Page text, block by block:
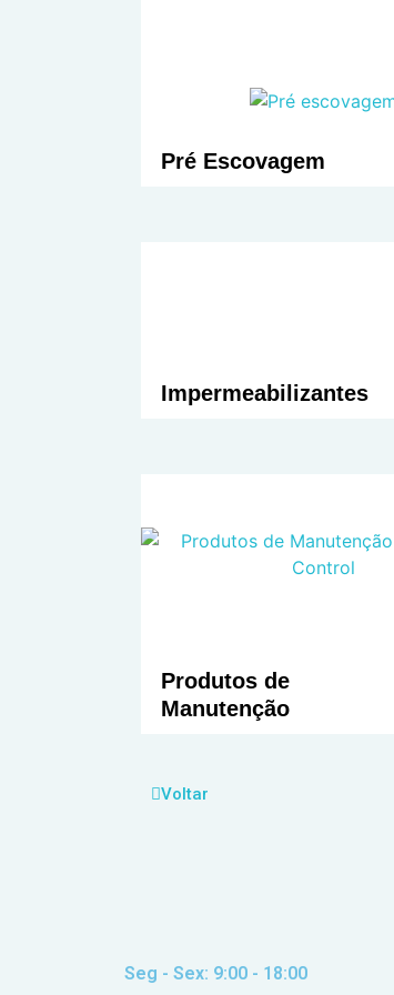
Pré Escovagem
Impermeabilizantes
Produtos de
Manutenção
Voltar
Seg - Sex: 9:00 - 18:00